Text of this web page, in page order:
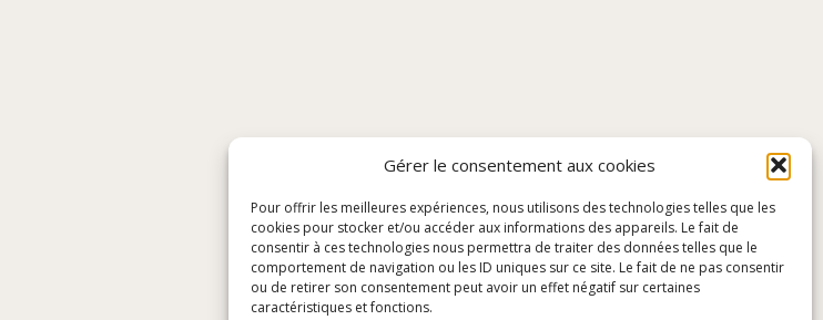
Gérer le consentement aux cookies
Pour offrir les meilleures expériences, nous utilisons des technologies telles que les
cookies pour stocker et/ou accéder aux informations des appareils. Le fait de
consentir à ces technologies nous permettra de traiter des données telles que le
comportement de navigation ou les ID uniques sur ce site. Le fait de ne pas consentir
ou de retirer son consentement peut avoir un effet négatif sur certaines
caractéristiques et fonctions.